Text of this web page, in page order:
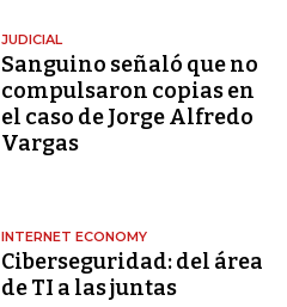
JUDICIAL
Sanguino señaló que no
compulsaron copias en
el caso de Jorge Alfredo
Vargas
INTERNET ECONOMY
Ciberseguridad: del área
de TI a las juntas